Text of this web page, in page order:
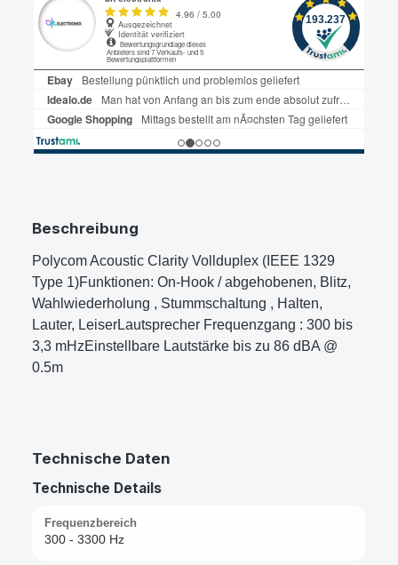
Beschreibung
Polycom Acoustic Clarity Vollduplex (IEEE 1329
Type 1)Funktionen: On-Hook / abgehobenen, Blitz,
Wahlwiederholung , Stummschaltung , Halten,
Lauter, LeiserLautsprecher Frequenzgang : 300 bis
3,3 mHzEinstellbare Lautstärke bis zu 86 dBA @
0.5m
Technische Daten
Technische Details
Frequenzbereich
300 - 3300 Hz